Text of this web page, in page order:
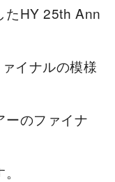
たHY 25th Ann
イナルの模様
ーのファイナ